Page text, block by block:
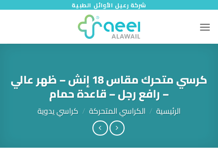
شركة رعيل الأوائل الطبية
كرسي متحرك مقاس 18 إنش – ظهر عالي
– رافع رجل – قاعدة حمام
الرئيسية / الكراسي المتحركة / كراسي يدوية